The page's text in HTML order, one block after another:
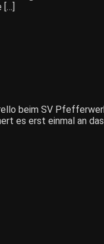
[…]
beim SV
es erst einmal an